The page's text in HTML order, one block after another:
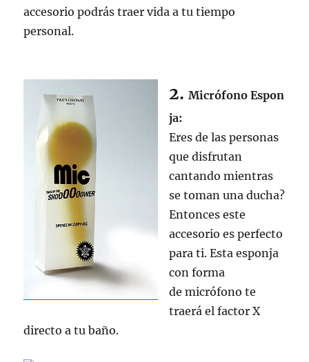
accesorio podrás traer vida a tu tiempo
personal.
2.Micrófono Espon
ja:
Eres de las personas
que disfrutan
cantando mientras
se toman una ducha?
Entonces este
accesorio es perfecto
para ti. Esta esponja
con forma
de micrófono te
traerá el factor X
directo a tu baño.